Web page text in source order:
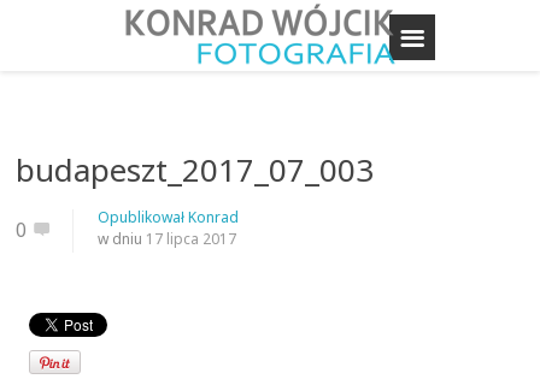
budapeszt_2017_07_003
0 OpublikowałKonrad
w dniu 17 lipca 2017